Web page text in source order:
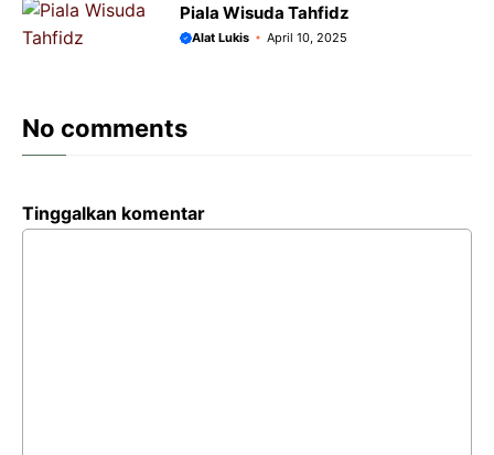
Piala Wisuda Tahfidz
Alat Lukis April 10, 2025
No comments
Tinggalkan komentar